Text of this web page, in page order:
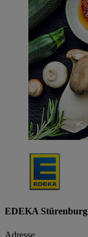
EDEKA Stürenburg
Adresse